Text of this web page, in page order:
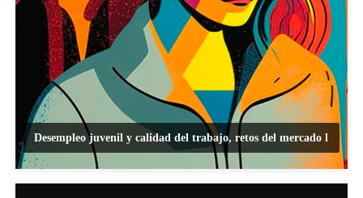
Desempleo juvenil y calidad del trabajo, retos del mercado l